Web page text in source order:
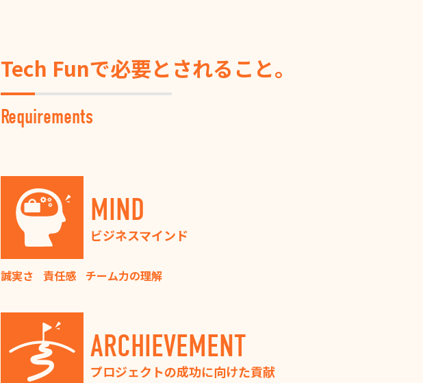
Tech Funで必要とされること。
Requirements
MIND
ビジネスマインド
誠実さ 責任感 チーム力の理解
ARCHIEVEMENT
プロジェクトの成功に向けた貢献